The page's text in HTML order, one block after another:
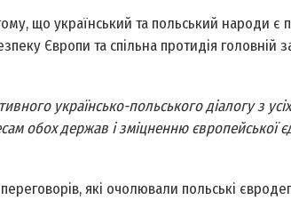
що український та польський народи є
Європи та спільна протидія головній
українсько-польського діалогу з
обох держав і зміцненню європейської
які очолювали польські